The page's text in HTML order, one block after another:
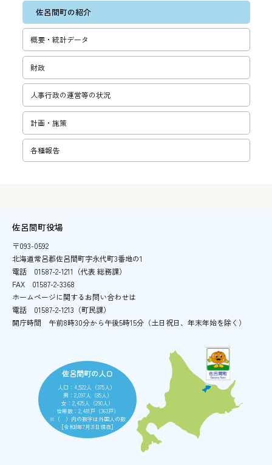
佐呂間町の紹介
概要・統計データ
財政
人事行政の運営等の状況
計画・施策
各種報告
佐呂間町役場
〒093-0592
北海道常呂郡佐呂間町字永代町3番地の1
電話
01587-2-1211（代表 総務課）
FAX
01587-2-3368
ホームページに関するお問い合わせは
電話
01587-2-1213（町民課）
開庁時間
午前8時30分から午後5時15分 （土日祝日、年末年始を除く）
佐呂間町の人口
人口：4,522人（375人）
男：2,097人（85人）
女：2,425人（290人）
世帯数：2,481戸（363戸）
※（ ）内の数字は外国人の数
［令和8年7月31日現在］